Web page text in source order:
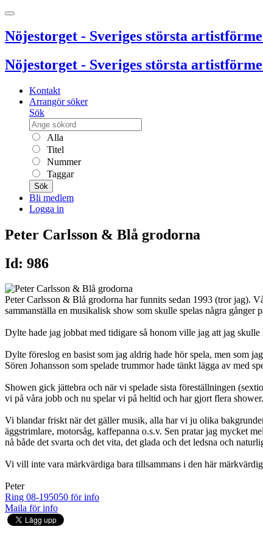
Nöjestorget - Sveriges största
Nöjestorget - Sveriges största
Kontakt
Arrangör söker
Sök
Alla
Titel
Nummer
Taggar
Sök
Bli medlem
Logga in
Peter Carlsson & Blå grodorna
Id: 986
Peter Carlsson & Blå grodorna har funnits sedan 1993 (tror jag).
sammanställa en musikalisk show som skulle spelas några
Dylte hade jag jobbat med tidigare så honom ville jag att jag skulle
Dylte föreslog en basist som jag aldrig hade hör spela, men som
Sören Johansson som spelade trummor hade tänkt lägga av med
Showen gick jättebra och när vi spelade sista föreställningen
vi på våra jobb och nu spelar vi på heltid och har gjort flera
Vi blandar friskt när det gäller musik, alla har vi ju olika
äggstrimlare, motorsåg, kaffepanna o.s.v. Sen pratar jag mycket
nå både det svarta och det vita, det glada och det ledsna och
Vi vill inte vara märkvärdiga bara tillsammans i den här
Peter
Ring 08-195050 för info
Maila för info